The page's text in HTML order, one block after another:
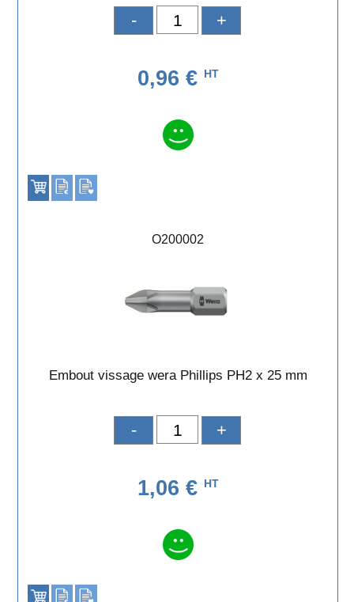
- +
0,96 € HT
O200002
Embout vissage wera Phillips PH2 x 25 mm
- +
1,06 € HT